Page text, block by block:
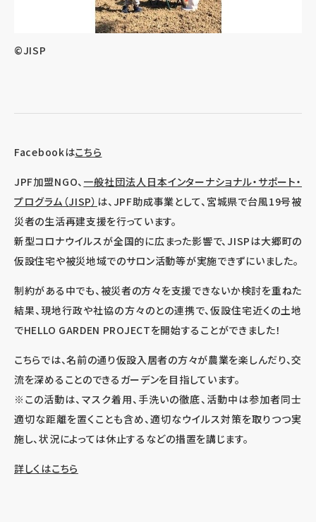
©JISP
Facebookはこちら
JPF加盟NGO、 一般社団法人日本インターナショナル・サポート・
プログラム（JISP） は、JPF助成事業として、宮城県で台風19号被
災者の生活再建支援を行っています。
新型コロナウイルスが全国的に広まった影響で、JISPは大郷町の
仮設住宅や被災地域でのサロン活動等が実施できずにいました。
制約がある中でも、被災者の方々を支援できないか検討を重ねた
結果、現地行政や社協の方々のとの連携で、仮設住宅近くの土地
でHELLO GARDEN PROJECTを開始することができました！
こちらでは、名前の通り仮設入居者の方々が農業を楽しんだり、交
流を深めることのできるガーデンを目指しています。
※この活動は、マスク着用、手洗いの徹底、活動中は参加者同士
適切な距離を置くことも含め、適切なウイルス対策を取りつつ実
施し、状況によっては休止するなどの措置を講じます。
詳しくはこちら